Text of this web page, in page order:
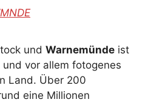
und Warnemünde ist
vor allem fotogenes
Land. Über 200
eine Millionen